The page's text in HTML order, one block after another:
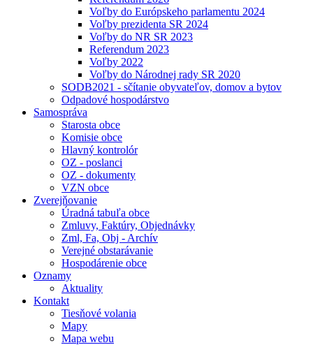
Voľby do Európskeho parlamentu 2024
Voľby prezidenta SR 2024
Voľby do NR SR 2023
Referendum 2023
Voľby 2022
Voľby do Národnej rady SR 2020
SODB2021 - sčítanie obyvateľov, domov a bytov
Odpadové hospodárstvo
Samospráva
Starosta obce
Komisie obce
Hlavný kontrolór
OZ - poslanci
OZ - dokumenty
VZN obce
Zverejňovanie
Úradná tabuľa obce
Zmluvy, Faktúry, Objednávky
Zml, Fa, Obj - Archív
Verejné obstarávanie
Hospodárenie obce
Oznamy
Aktuality
Kontakt
Tiesňové volania
Mapy
Mapa webu